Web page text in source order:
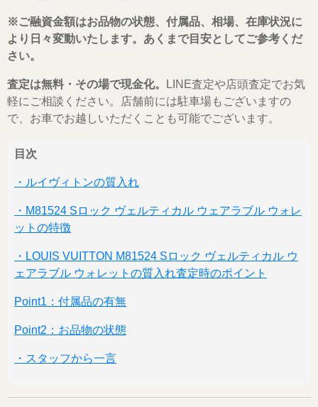
※ご融資金額はお品物の状態、付属品、相場、在庫状況に
より日々変動いたします。あくまで目安としてご参考くだ
さい。
査定は無料・その場で現金化。
LINE査定や店頭査定でお気
軽にご相談ください。店舗前には駐車場もございますの
で、お車でお越しいただくことも可能でございます。
目次
・ルイヴィトンの質入れ
・M81524 Sロック ヴェルティカル ウェアラブル ウォレ
ットの特徴
・LOUIS VUITTON M81524 Sロック ヴェルティカル ウ
ェアラブル ウォレットの質入れ査定時のポイント
Point1：付属品の有無
Point2：お品物の状態
・スタッフから一言